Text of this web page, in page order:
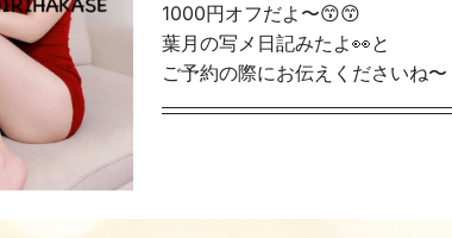
1000円オフだよ〜😙😙
葉月の写メ日記みたよ👀と
ご予約の際にお伝えくださいね〜